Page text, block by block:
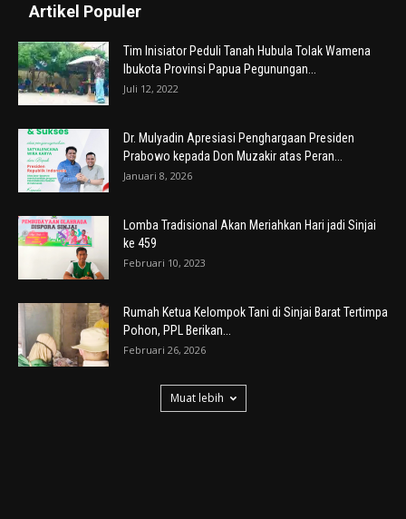
Artikel Populer
Tim Inisiator Peduli Tanah Hubula Tolak Wamena
Ibukota Provinsi Papua Pegunungan...
Juli 12, 2022
Dr. Mulyadin Apresiasi Penghargaan Presiden
Prabowo kepada Don Muzakir atas Peran...
Januari 8, 2026
Lomba Tradisional Akan Meriahkan Hari jadi Sinjai
ke 459
Februari 10, 2023
Rumah Ketua Kelompok Tani di Sinjai Barat Tertimpa
Pohon, PPL Berikan...
Februari 26, 2026
Muat lebih